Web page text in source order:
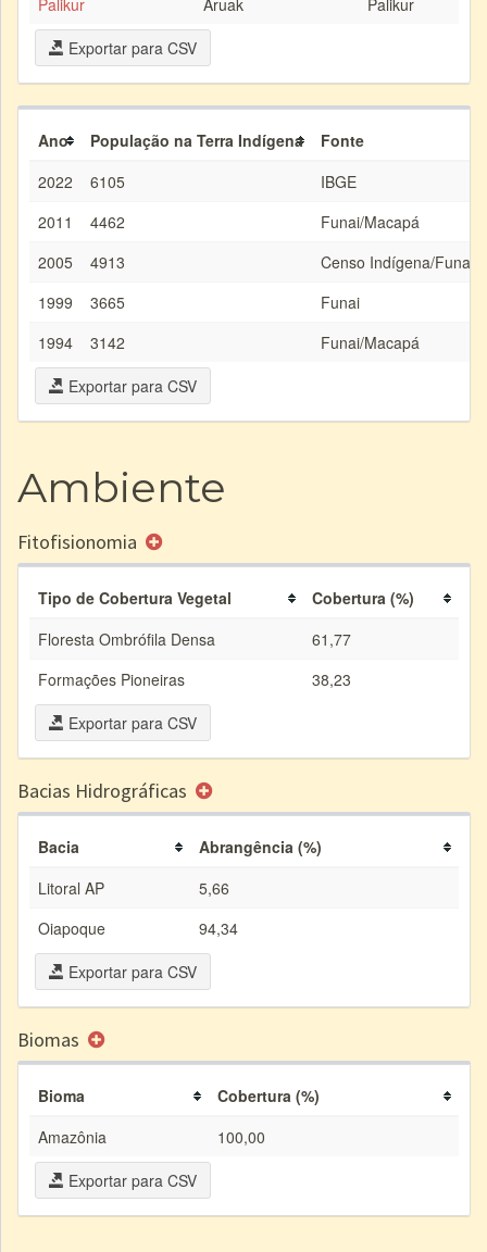
Palikur Aruak
Palikur
Exportar para CSV
Ano População na Terra Indígena
Fonte
2022
6105
IBGE
2011
4462
Funai/Macapá
2005
4913
Censo Indígena/Funai/
1999
3665
Funai
1994
3142
Funai/Macapá
Exportar para CSV
Ambiente
Fitofisionomia
Tipo de Cobertura Vegetal
Cobertura (%)
Floresta Ombrófila Densa
61,77
Formações Pioneiras
38,23
Exportar para CSV
Bacias Hidrográficas
Bacia
Abrangência (%)
Litoral AP
5,66
Oiapoque
94,34
Exportar para CSV
Biomas
Bioma
Cobertura (%)
Amazônia
100,00
Exportar para CSV